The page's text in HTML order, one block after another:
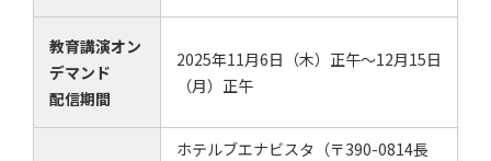
教育講演オン
デマンド
配信期間
2025年11月6日（木）正午～12月15日
（月）正午
ホテルブエナビスタ（〒390-0814長